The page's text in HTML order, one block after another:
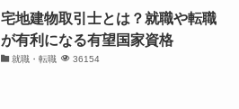
宅地建物取引士とは？就職や転職
が有利になる有望国家資格
就職・転職 36154